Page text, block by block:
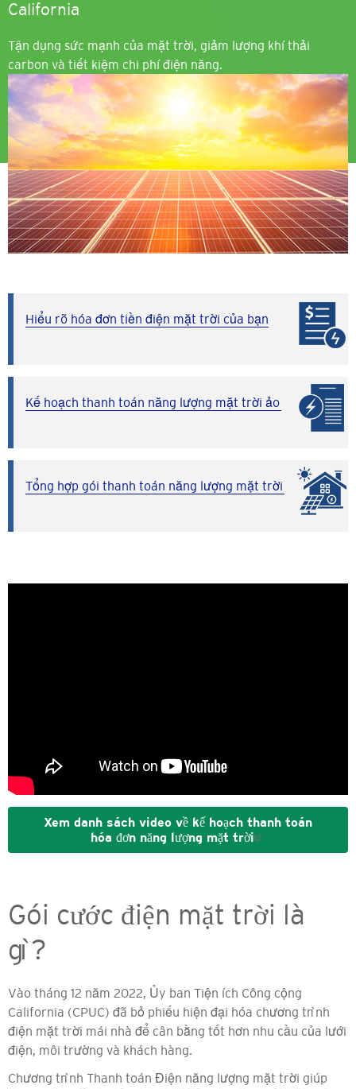
California
Tận dụng sức mạnh của mặt trời, giảm lượng khí thải
carbon và tiết kiệm chi phí điện năng.
Hình
ảnh
Hiểu rõ hóa đơn tiền điện mặt trời của bạn
Kế hoạch thanh toán năng lượng mặt trời ảo
Tổng hợp gói thanh toán năng lượng mặt trời
Xem danh sách video về kế hoạch thanh toán
hóa đơn năng lượng mặt trời
Gói cước điện mặt trời là
gì?
Vào tháng 12 năm 2022, Ủy ban Tiện ích Công cộng
California (CPUC) đã bỏ phiếu hiện đại hóa chương trình
điện mặt trời mái nhà để cân bằng tốt hơn nhu cầu của lưới
điện, môi trường và khách hàng.
Chương trình Thanh toán Điện năng lượng mặt trời giúp